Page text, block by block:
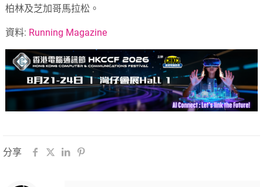
柏林及芝加哥馬拉松。
資料: Running Magazine
分享